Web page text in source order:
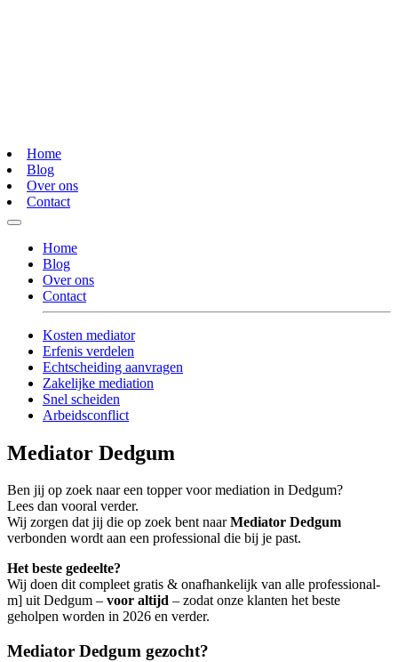
Home
Blog
Over ons
Contact
Home
Blog
Over ons
Contact
Kosten mediator
Erfenis verdelen
Echtscheiding aanvragen
Zakelijke mediation
Snel scheiden
Arbeidsconflict
Mediator Dedgum
Ben jij op zoek naar een topper voor mediation in Dedgum?
Lees dan vooral verder.
Wij zorgen dat jij die op zoek bent naarMediator Dedgum
verbonden wordt aan een professional die bij je past.
Het beste gedeelte?
Wij doen dit compleet gratis & onafhankelijk van alle professional-
m] uit Dedgum – voor altijd – zodat onze klanten het beste
geholpen worden in 2026 en verder.
Mediator Dedgum gezocht?